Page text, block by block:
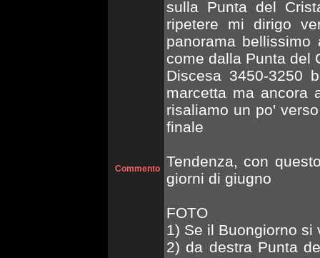
Commento
sulla Punta del
ripetere mi dirigo
panorama
come dalla Punta del
Discesa 3450-3250
marcetta ma ancora
risaliamo un po'
finale
Tendenza, con
giorni di giugno
FOTO
1) Se il Buongiorno si
2) da destra Punta